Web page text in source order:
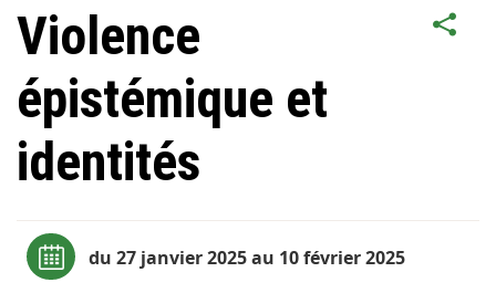
Violence
épistémique et
identités
du 27 janvier 2025 au 10 février 2025